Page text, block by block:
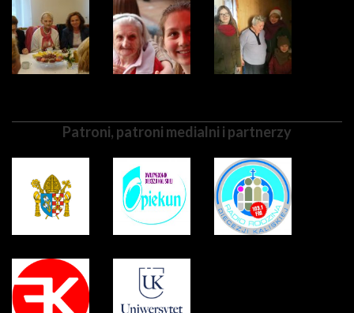
Patroni, patroni medialni i partnerzy